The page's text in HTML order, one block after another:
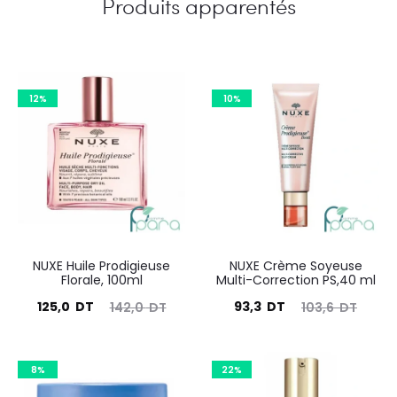
12%
NUXE Huile Prodigieuse
Florale, 100ml
142,0DT
Le
initial
était :
125,0 DT
Le
est :
10%
NUXE Crème Soyeuse
Multi-Correction PS,40 ml
103,6DT
Le
initial
93,3 DT
actuel
8% 22%